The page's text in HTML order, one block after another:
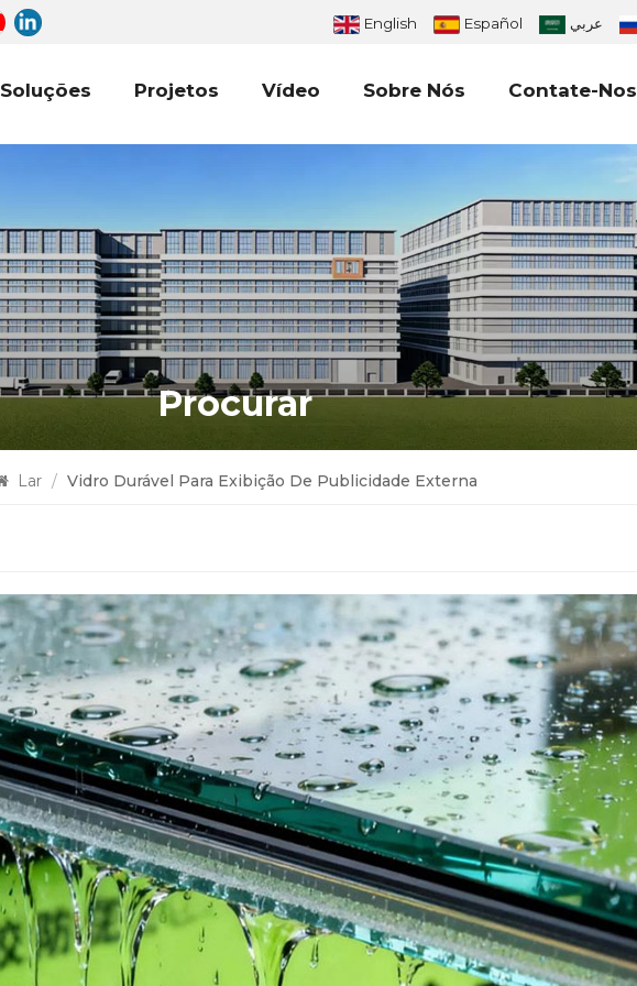
English Español عربي
Soluções Projetos Vídeo Sobre Nós Contate-Nos
Procurar
Lar / Vidro Durável Para Exibição De Publicidade Externa